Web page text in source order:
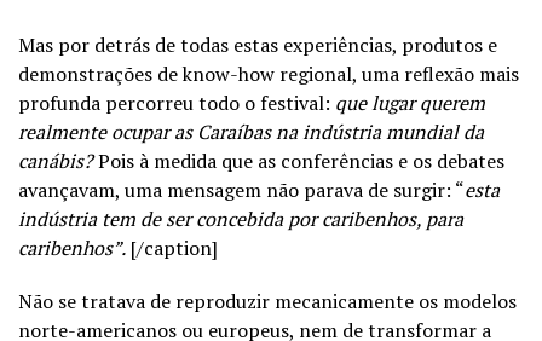
Mas por detrás de todas estas experiências, produtos e
demonstrações de know-how regional, uma reflexão mais
profunda percorreu todo o festival: que lugar querem
realmente ocupar as Caraíbas na indústria mundial da
canábis?Pois à medida que as conferências e os debates
avançavam, uma mensagem não parava de surgir: “esta
indústria tem de ser concebida por caribenhos, para
caribenhos”. [/caption]
Não se tratava de reproduzir mecanicamente os modelos
norte-americanos ou europeus, nem de transformar a